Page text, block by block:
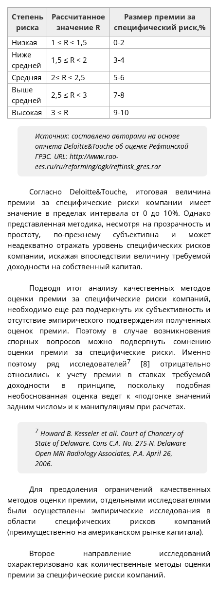
Степень
риска
Рассчитанное
значение R
Размер премии за
специфический риск,%
Низкая
1 ≤ R < 1,5
0-2
Ниже
средней
1,5 ≤ R < 2
3-4
Средняя
2≤ R < 2,5
5-6
Выше
средней
2,5 ≤ R < 3
7-8
Высокая
3 ≤ R 9-10
Источник: составлено авторами на основе
отчета Deloitte&Touche об оценке Рефтинской
ГРЭС. URL: http://www.rao-
ees.ru/ru/reforming/ogk/reftinsk_gres.rar
Согласно Deloitte&Touche, итоговая величина
премии за специфические риски компании имеет
значение в пределах интервала от 0 до 10%. Однако
представленная методика, несмотря на прозрачность и
простоту, по-прежнему субъективна и может
неадекватно отражать уровень специфических рисков
компании, искажая впоследствии величину требуемой
доходности на собственный капитал.
Подводя итог анализу качественных методов
оценки премии за специфические риски компаний,
необходимо еще раз подчеркнуть их субъективность и
отсутствие эмпирического подтверждения полученных
оценок премии. Поэтому в случае возникновения
спорных вопросов можно подвергнуть сомнению
оценки премии за специфические риски. Именно
поэтому ряд исследователей7 [8] отрицательно
относились к учету премии в ставках требуемой
доходности в принципе, поскольку подобная
необоснованная оценка ведет к «подгонке значений
задним числом» и к манипуляциям при расчетах.
7 Howard B. Kesseler et all. Court of Chancery of
State of Delaware, Cons C.A. No. 275-N, Delaware
Open MRI Radiology Associates, P.A. April 26,
2006.
Для преодоления ограничений качественных
методов оценки премии, отдельными исследователями
были осуществлены эмпирические исследования в
области специфических рисков компаний
(преимущественно на американском рынке капитала).
Второе направление исследований
охарактеризовано как количественные методы оценки
премии за специфические риски компаний.